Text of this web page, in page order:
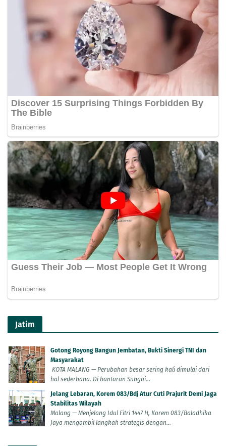
Jatim
Gotong Royong Bangun Jembatan, Bukti Sinergi TNI dan
Masyarakat
KOTA MALANG — Perubahan besar sering kali dimulai dari
hal sederhana. Di bantaran Sungai...
Jelang Lebaran, Korem 083/Bdj Atur Cuti Prajurit Demi Jaga
Stabilitas Wilayah
Malang — Menjelang Idul Fitri 1447 H, Korem 083/Baladhika
Jaya mengambil langkah strategis dengan...